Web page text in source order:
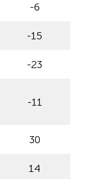
-6
-15
-23
-11
30
14